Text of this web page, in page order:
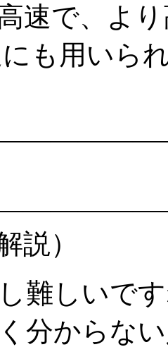
速で、よ
も用いら
説）
難しいで
分からな